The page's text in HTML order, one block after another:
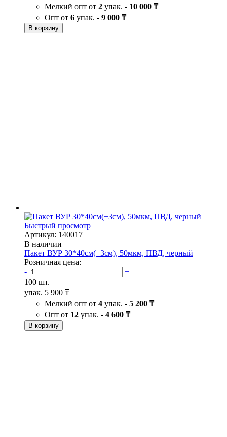
Мелкий опт от 2 упак. - 10 000 ₸
Опт от 6 упак. - 9 000 ₸
В корзину
Быстрый просмотр
Артикул: 140017
В наличии
Пакет ВУР 30*40см(+3см), 50мкм, ПВД, черный
Розничная цена:
-
+
100 шт.
упак. 5 900 ₸
Мелкий опт от 4 упак. - 5 200 ₸
Опт от 12 упак. - 4 600 ₸
В корзину